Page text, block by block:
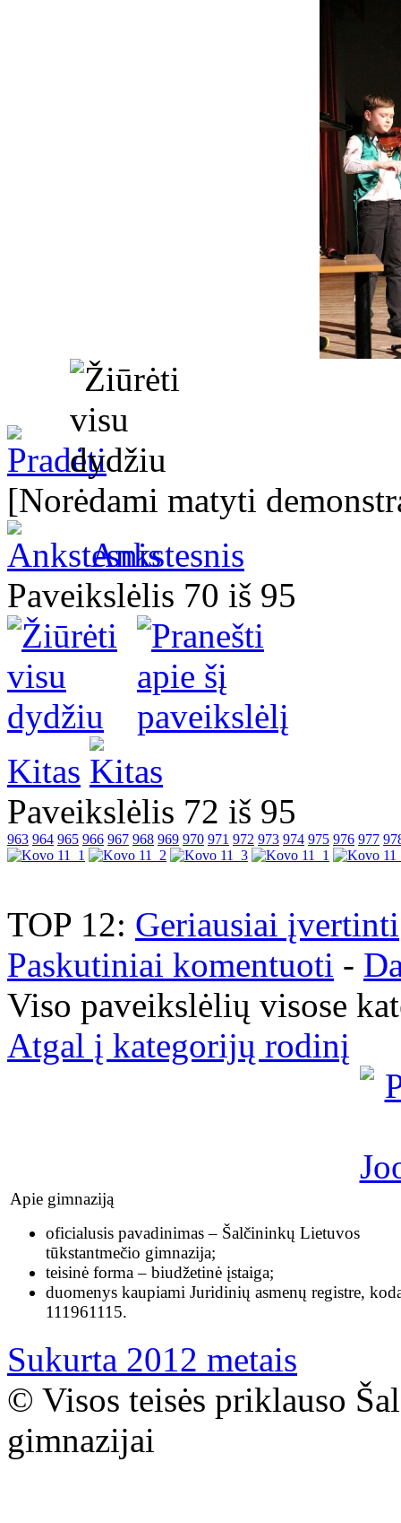
[Norėdami matyti
Ankstesnis
Paveikslėlis 70 iš 95
Kitas
Paveikslėlis 72 iš 95
963 964 965 966 967 968 969 970 971 972 973 974 975 976 977
TOP 12: Geriausiai įvertinti
Paskutiniai komentuoti -
Viso paveikslėlių visose
Atgal į kategorijų rodinį
Apie gimnaziją
oficialusis pavadinimas – Šalčininkų Lietuvos
tūkstantmečio gimnazija;
teisinė forma – biudžetinė įstaiga;
duomenys kaupiami Juridinių asmenų registre,
111961115.
Sukurta 2012 metais
© Visos teisės priklauso
gimnazijai